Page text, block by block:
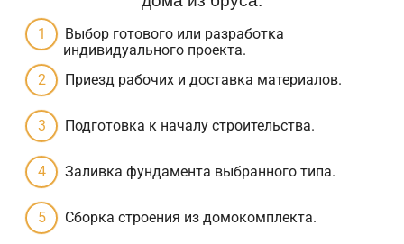
Выбор готового или разработка
индивидуального проекта.
Приезд рабочих и доставка материалов.
Подготовка к началу строительства.
Заливка фундамента выбранного типа.
Сборка строения из домокомплекта.